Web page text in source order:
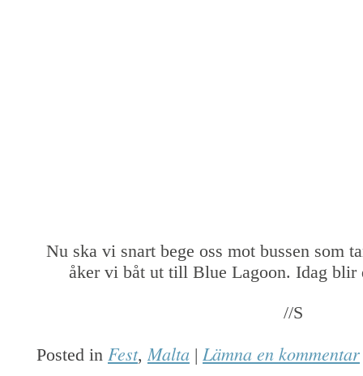
Nu ska vi snart bege oss mot bussen som
åker vi båt ut till Blue Lagoon. Idag blir
//S
Posted in Fest,Malta | Lämna en kommentar